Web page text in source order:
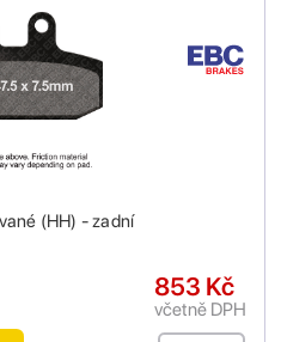
(HH) - zadní
853 Kč
včetně DPH